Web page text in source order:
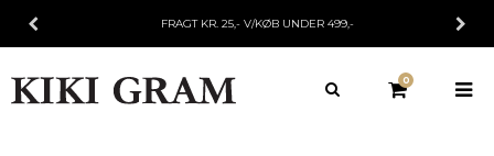
FRAGT KR. 25,- V/KØB UNDER 499,-
0